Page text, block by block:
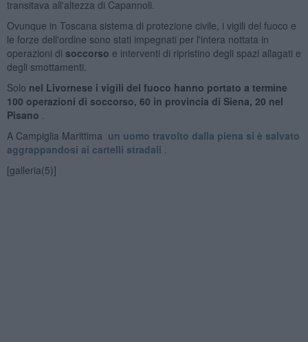
transitava all'altezza di Capannoli.
Ovunque in Toscana sistema di protezione civile, i vigili del fuoco e
le forze dell'ordine sono stati impegnati per l'intera nottata in
operazioni di soccorso e interventi di ripristino degli spazi allagati e
degli smottamenti.
Solo nel Livornese i vigili del fuoco hanno portato a termine
100 operazioni di soccorso, 60 in provincia di Siena, 20 nel
Pisano
A Campiglia Marittima un uomo travolto dalla piena si è salvato
aggrappandosi ai cartelli stradali
[galleria(5)]